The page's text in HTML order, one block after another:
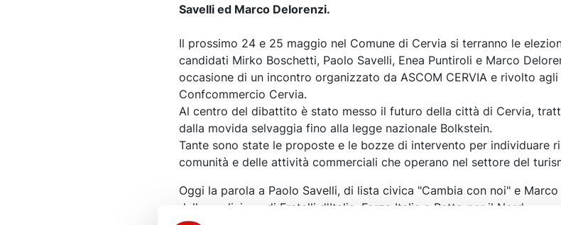
Savelli ed Marco Delorenzi.
Il prossimo 24 e 25 maggio nel Comune di Cervia si terranno le
candidati Mirko Boschetti, Paolo Savelli, Enea Puntiroli e Marco
occasione di un incontro organizzato da ASCOM CERVIA e rivolto
Confcommercio Cervia.
Al centro del dibattito è stato messo il futuro della città di Cervia,
dalla movida selvaggia fino alla legge nazionale Bolkstein.
Tante sono state le proposte e le bozze di intervento per individuare
comunità e delle attività commerciali che operano nel settore del
Oggi la parola a Paolo Savelli, di lista civica "Cambia con noi" e
dalla coalizione di Fratelli d'Italia, Forza Italia e Patto per il Nord.